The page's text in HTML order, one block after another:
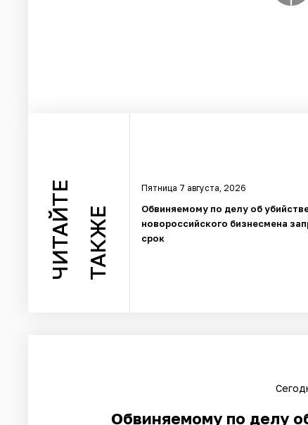
ЧИТАЙТЕ ТАКЖЕ
Пятница 7 августа, 2026
Обвиняемому по делу об
новороссийского бизнесмена
срок
Обвиняемому по делу